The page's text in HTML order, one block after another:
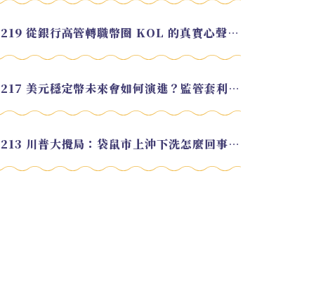
EP.219 從銀行高管轉職幣圈 KOL 的真實心聲 feat.龜大
EP.217 美元穩定幣未來會如何演進？監管套利終將收斂？feat. 研究員 余哲安
EP.213 川普大攪局：袋鼠市上沖下洗怎麼回事？feat. Alvin